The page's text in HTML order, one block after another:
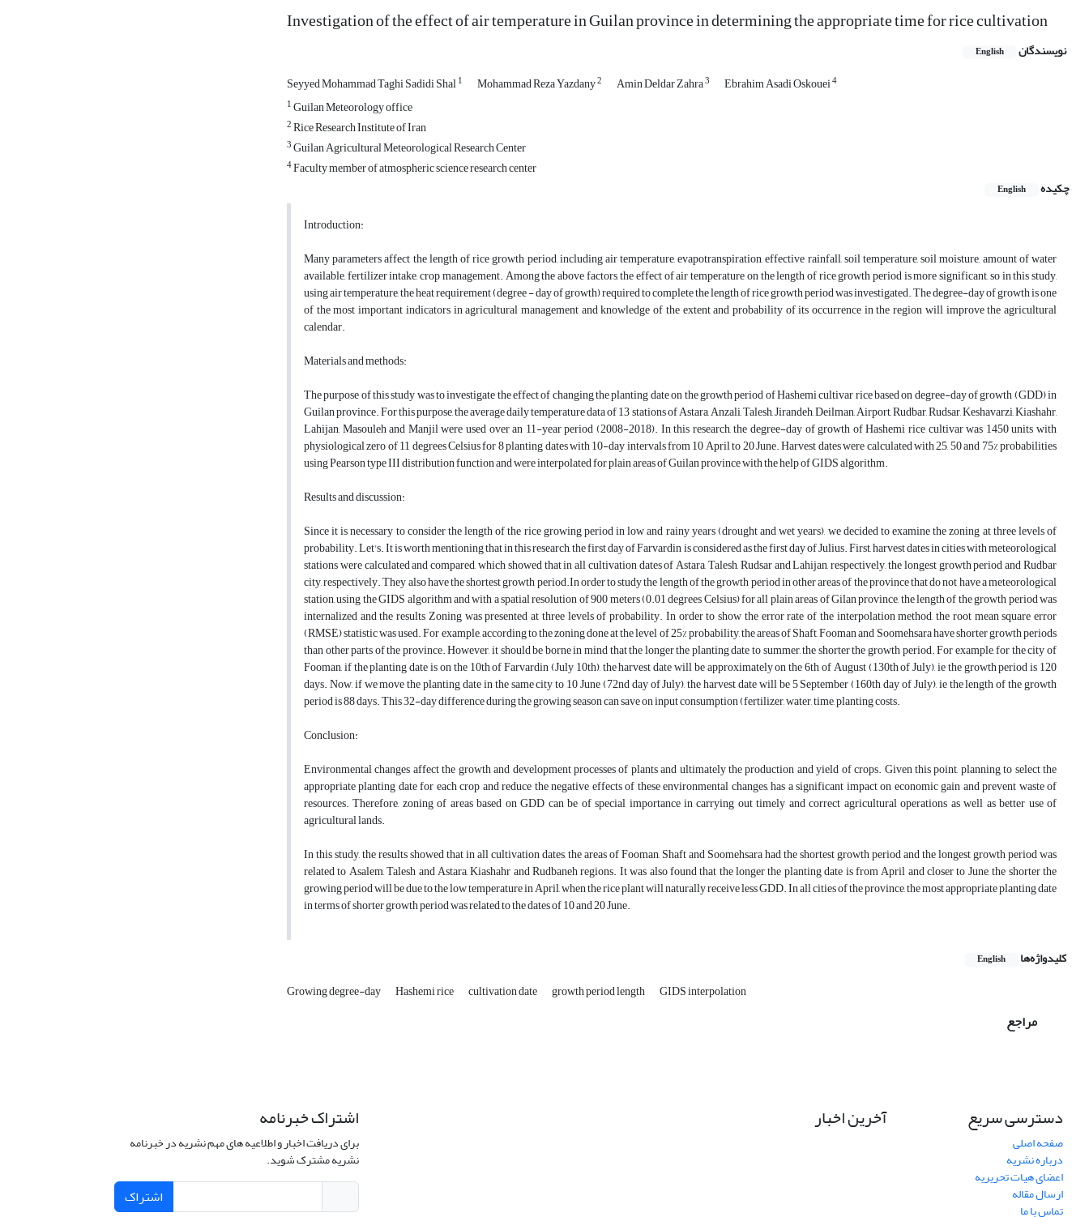
Investigation of the effect of air temperature in Guilan province in determining the appropriate time for rice cultivation
نویسندگان English
Seyyed Mohammad Taghi Sadidi Shal1 Mohammad Reza Yazdany2 Amin Deldar Zahra3 Ebrahim Asadi Oskouei4
1Guilan Meteorology office
2Rice Research Institute of Iran
3Guilan Agricultural Meteorological Research Center
4Faculty member of atmospheric science research center
چکیده
English
Introduction:
Many parameters affect the length of rice growth period, including air temperature, evapotranspiration, effective rainfall, soil temperature, soil moisture, amount of water
available, fertilizer intake, crop management. Among the above factors, the effect of air temperature on the length of rice growth period is more significant, so in this study,
using air temperature, the heat requirement (degree - day of growth) required to complete the length of rice growth period was investigated. The degree-day of growth is one
of the most important indicators in agricultural management and knowledge of the extent and probability of its occurrence in the region will improve the agricultural
calendar.
Materials and methods:
The purpose of this study was to investigate the effect of changing the planting date on the growth period of Hashemi cultivar rice based on degree-day of growth (GDD) in
Guilan province. For this purpose, the average daily temperature data of 13 stations of Astara, Anzali, Talesh, Jirandeh, Deilman, Airport, Rudbar, Rudsar, Keshavarzi, Kiashahr,
Lahijan, Masouleh and Manjil were used over an 11-year period (2008-2018). In this research, the degree-day of growth of Hashemi rice cultivar was 1450 units with
physiological zero of 11 degrees Celsius for 8 planting dates with 10-day intervals from 10 April to 20 June. Harvest dates were calculated with 25, 50 and 75% probabilities
using Pearson type III distribution function and were interpolated for plain areas of Guilan province with the help of GIDS algorithm.
Results and discussion:
Since it is necessary to consider the length of the rice growing period in low and rainy years (drought and wet years), we decided to examine the zoning at three levels of
probability. Let's. It is worth mentioning that in this research, the first day of Farvardin is considered as the first day of Julius. First, harvest dates in cities with meteorological
stations were calculated and compared, which showed that in all cultivation dates of Astara, Talesh, Rudsar and Lahijan, respectively, the longest growth period and Rudbar
city, respectively. They also have the shortest growth period.In order to study the length of the growth period in other areas of the province that do not have a meteorological
station, using the GIDS algorithm and with a spatial resolution of 900 meters (0.01 degrees Celsius) for all plain areas of Gilan province, the length of the growth period was
internalized and the results Zoning was presented at three levels of probability. In order to show the error rate of the interpolation method, the root mean square error
(RMSE) statistic was used. For example, according to the zoning done at the level of 25% probability, the areas of Shaft, Fooman and Soomehsara have shorter growth periods
than other parts of the province. However, it should be borne in mind that the longer the planting date to summer, the shorter the growth period. For example, for the city of
Fooman, if the planting date is on the 10th of Farvardin (July 10th), the harvest date will be approximately on the 6th of August (130th of July), ie the growth period is 120
days. Now, if we move the planting date in the same city to 10 June (72nd day of July), the harvest date will be 5 September (160th day of July), ie the length of the growth
period is 88 days. This 32-day difference during the growing season can save on input consumption (fertilizer, water, time, planting costs.
Conclusion:
Environmental changes affect the growth and development processes of plants and ultimately the production and yield of crops. Given this point, planning to select the
appropriate planting date for each crop and reduce the negative effects of these environmental changes, has a significant impact on economic gain and prevent waste of
resources. Therefore, zoning of areas based on GDD can be of special importance in carrying out timely and correct agricultural operations as well as better use of
agricultural lands.
In this study, the results showed that in all cultivation dates, the areas of Fooman, Shaft and Soomehsara had the shortest growth period and the longest growth period was
related to Asalem, Talesh and Astara, Kiashahr and Rudbaneh regions. It was also found that the longer the planting date is from April and closer to June, the shorter the
growing period will be due to the low temperature in April, when the rice plant will naturally receive less GDD. In all cities of the province, the most appropriate planting date
in terms of shorter growth period was related to the dates of 10 and 20 June.
کلیدواژه‌ها English
Growing degree-day Hashemi rice cultivation date growth period length GIDS interpolation
مراجع
دسترسی سریع
صفحه اصلی
درباره نشریه
اعضای هیات تحریریه
ارسال مقاله
تماس با ما
آخرین اخبار اشتراک خبرنامه
برای دریافت اخبار و اطلاعیه های مهم نشریه در خبرنامه
نشریه مشترک شوید.
اشتراک